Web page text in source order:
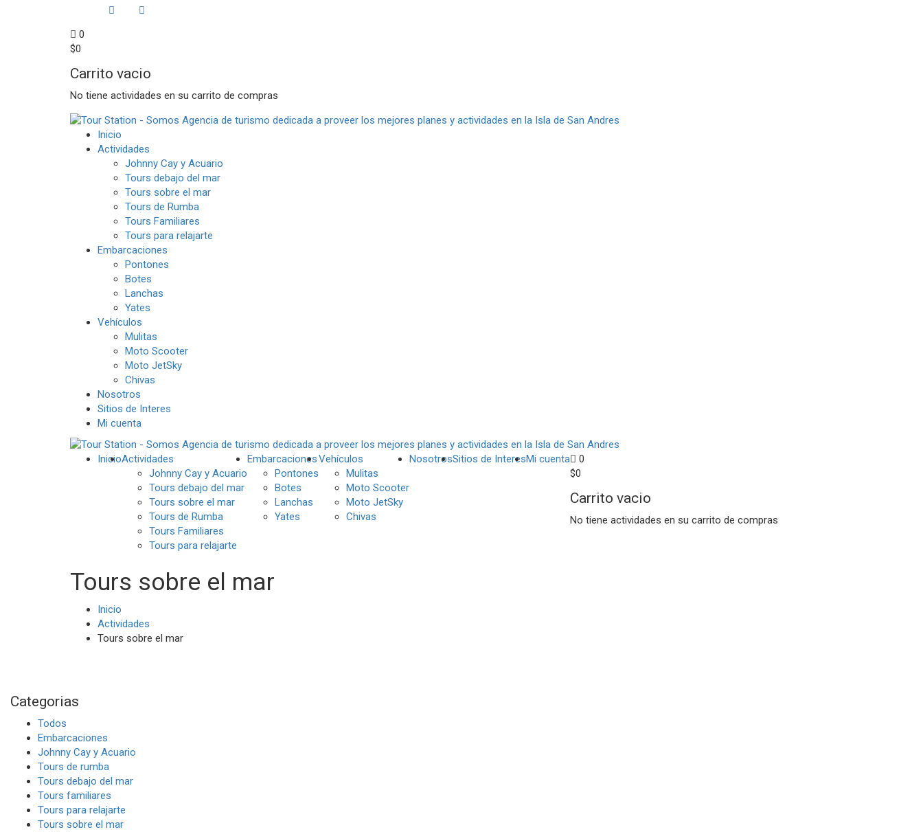
0
$0
Carrito vacio
No tiene actividades en su carrito de compras
Inicio
Actividades
Johnny Cay y Acuario
Tours debajo del mar
Tours sobre el mar
Tours de Rumba
Tours Familiares
Tours para relajarte
Embarcaciones
Pontones
Botes
Lanchas
Yates
Vehículos
Mulitas
Moto Scooter
Moto JetSky
Chivas
Nosotros
Sitios de Interes
Mi cuenta
InicioActividades
Johnny Cay y Acuario
Tours debajo del mar
Tours sobre el mar
Tours de Rumba
Tours Familiares
Tours para relajarte
Embarcaciones
Pontones
Botes
Lanchas
Yates
Vehículos
Mulitas
Moto Scooter
Moto JetSky
Chivas
NosotrosSitios de InteresMi cuenta
0
$0
Carrito vacio
No tiene actividades en su carrito de compras
Tours sobre el mar
Inicio
Actividades
Tours sobre el mar
Categorias
Todos
Embarcaciones
Johnny Cay y Acuario
Tours de rumba
Tours debajo del mar
Tours familiares
Tours para relajarte
Tours sobre el mar